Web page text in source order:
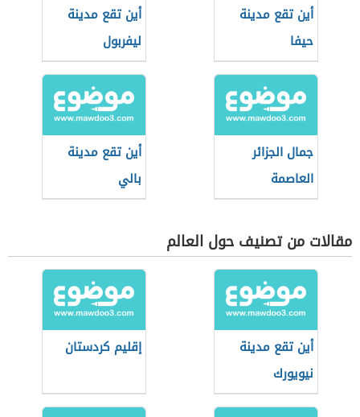
أين تقع مدينة
حيفا
أين تقع مدينة
ليفربول
جمال الجزائر
العاصمة
أين تقع مدينة
بالي
مقالات من تصنيف حول العالم
أين تقع مدينة
نيويورك
إقليم كردستان